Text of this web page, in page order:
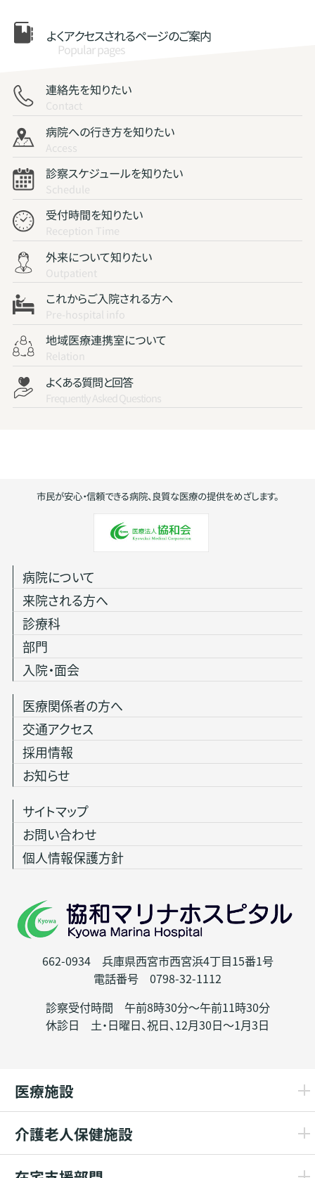
よくアクセスされるページのご案内
Popular pages
連絡先を知りたい
Contact
病院への行き方を知りたい
Access
診察スケジュールを知りたい
Schedule
受付時間を知りたい
Reception Time
外来について知りたい
Outpatient
これからご入院される方へ
Pre-hospital info
地域医療連携室について
Relation
よくある質問と回答
Frequently Asked Questions
市民が安心・信頼できる病院、良質な医療の提供をめざします。
662-0934 兵庫県西宮市西宮浜4丁目15番1号
電話番号 0798-32-1112
診察受付時間 午前8時30分～午前11時30分
休診日 土・日曜日、祝日、12月30日～1月3日
病院について
来院される方へ
診療科
部門
入院・面会
医療関係者の方へ
交通アクセス
採用情報
お知らせ
サイトマップ
お問い合わせ
個人情報保護方針
医療施設
介護老人保健施設